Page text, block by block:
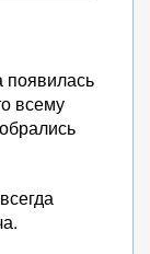
появилась
всему